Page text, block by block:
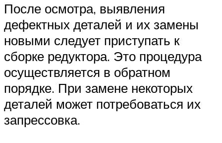
После осмотра, выявления
дефектных деталей и их замены
новыми следует приступать к
сборке редуктора. Это процедура
осуществляется в обратном
порядке. При замене некоторых
деталей может потребоваться их
запрессовка.